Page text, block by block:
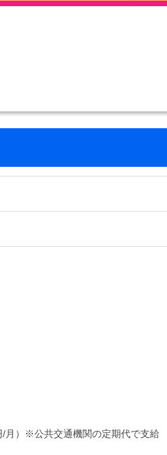
/月）※公共交通機関の定期代で支給